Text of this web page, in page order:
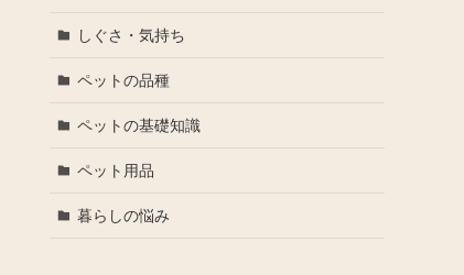
しぐさ・気持ち
ペットの品種
ペットの基礎知識
ペット用品
暮らしの悩み